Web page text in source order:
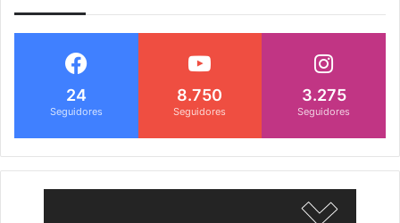
24
Seguidores
8.750
Seguidores
3.275
Seguidores